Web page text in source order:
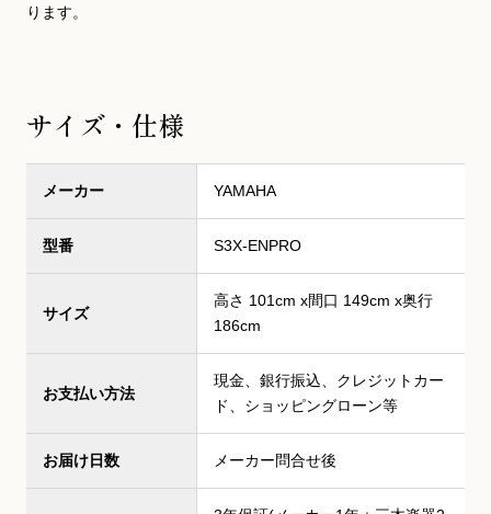
ります。
サイズ・仕様
メーカー YAMAHA
型番 S3X-ENPRO
サイズ
高さ 101cm x間口 149cm x奥行
186cm
お支払い方法
現金、銀行振込、クレジットカー
ド、ショッピングローン等
お届け日数 メーカー問合せ後